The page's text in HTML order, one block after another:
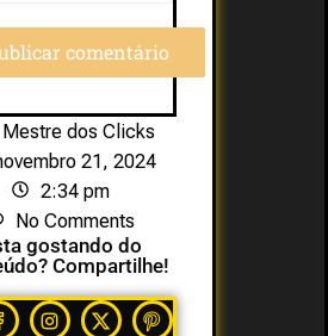
Mestre dos Clicks
21, 2024
2:34 pm
No Comments
gostando do
Compartilhe!